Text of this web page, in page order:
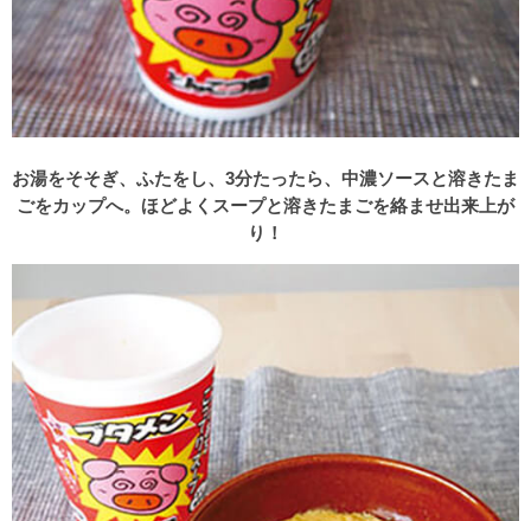
お湯をそそぎ、ふたをし、3分たったら、中濃ソースと溶きたま
ごをカップへ。ほどよくスープと溶きたまごを絡ませ出来上が
り！